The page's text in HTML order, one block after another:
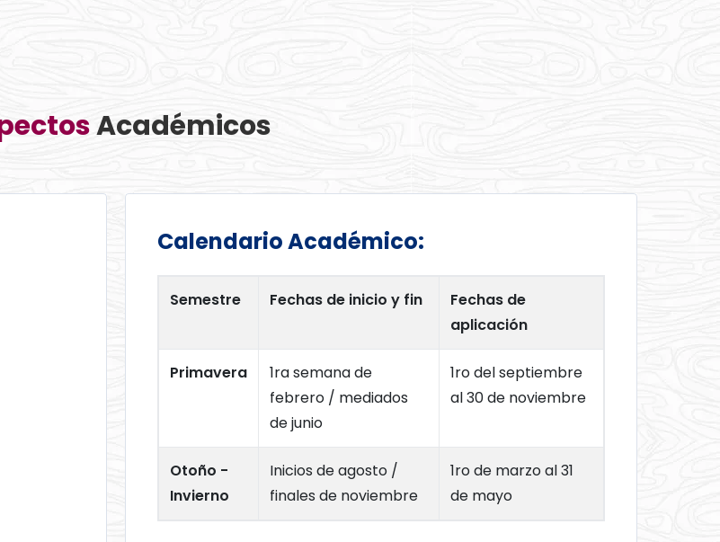
Académicos​
Calendario Académico:
Semestre Fechas de inicio y fin
Fechas de
aplicación
Primavera
1ra semana de
febrero / mediados
de junio
1ro del septiembre
al 30 de noviembre
Otoño -
Invierno
Inicios de agosto /
finales de noviembre
1ro de marzo al 31
de mayo